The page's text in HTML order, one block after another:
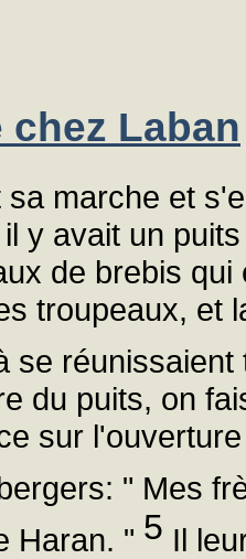
Laban
sa marche et
y avait un
de brebis
troupeaux, et
se
du puits, on
sur
" Mes
Haran. " 5 Il